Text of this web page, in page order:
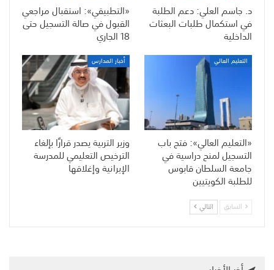
د. جاسم العلي: دعم الطلبة
في استكمال طلبات البعثات
الداخلية
«التطبيقي»: استقبال مراجعي
القبول في صالة التسجيل حتى
18 الجاري
التعليم العالي
«التعليم العالي»: فتح باب
التسجيل لمنح دراسية في
جامعة السلطان قابوس
للطلبة الكويتيين
أخبار المدارس
وزير التربية يصدر قرارًا بإلغاء
الترخيص التعليمي للمدرسة
الإيرانية وإغلاقها
السابق التالي